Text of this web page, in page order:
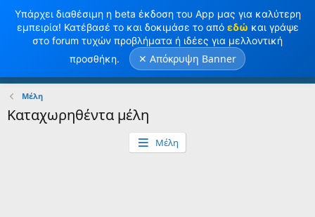
Υπάρχει διαθέσιμη η beta έκδοση του App μας για καλύτερη
εμπειρία! Κατέβασέ το και δοκιμάσε το από εδώ και γράψε
στο forum τυχών προβλήματα ή ιδέες για μελλοντική
προσθήκη.
✕ Απόκρυψη Banner
Σύνδεση
Μέλη
Καταχωρηθέντα μέλη
Μέλη